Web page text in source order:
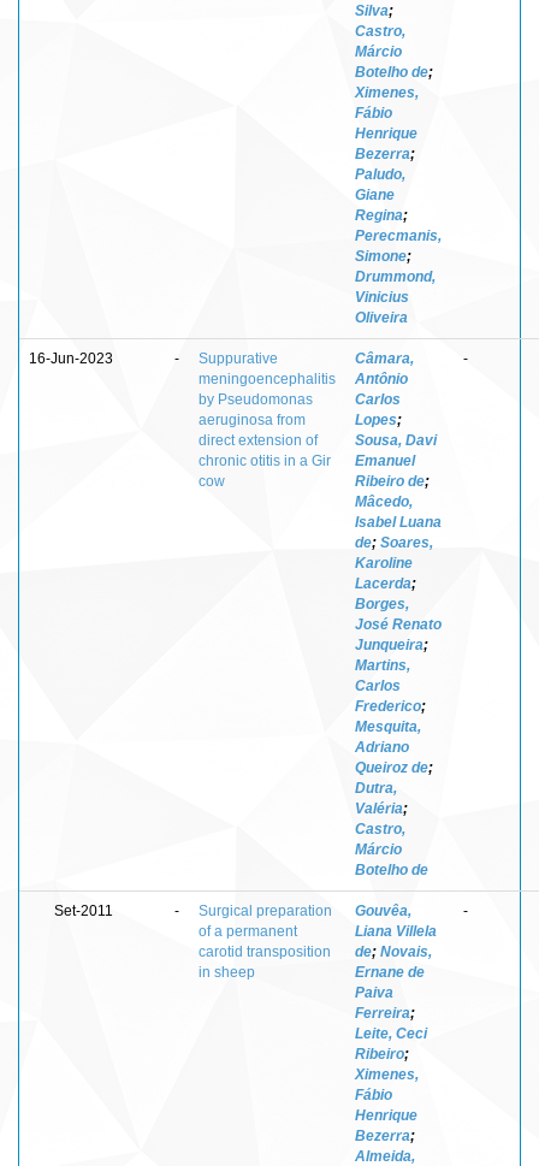
Silva;
Castro,
Márcio
Botelho de;
Ximenes,
Fábio
Henrique
Bezerra;
Paludo,
Giane
Regina;
Perecmanis,
Simone;
Drummond,
Vinicius
Oliveira
16-Jun-2023 -
Suppurative
meningoencephalitis
by Pseudomonas
aeruginosa from
direct extension of
chronic otitis in a Gir
cow
Câmara,
Antônio
Carlos
Lopes;
Sousa, Davi
Emanuel
Ribeiro de;
Mâcedo,
Isabel Luana
de; Soares,
Karoline
Lacerda;
Borges,
José Renato
Junqueira;
Martins,
Carlos
Frederico;
Mesquita,
Adriano
Queiroz de;
Dutra,
Valéria;
Castro,
Márcio
Botelho de
-
Set-2011 -
Surgical preparation
of a permanent
carotid transposition
in sheep
Gouvêa,
Liana Villela
de; Novais,
Ernane de
Paiva
Ferreira;
Leite, Ceci
Ribeiro;
Ximenes,
Fábio
Henrique
Bezerra;
Almeida,
-